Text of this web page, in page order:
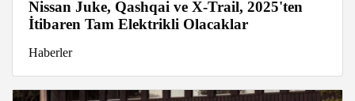
Nissan Juke, Qashqai ve X-Trail, 2025'ten
İtibaren Tam Elektrikli Olacaklar
Haberler